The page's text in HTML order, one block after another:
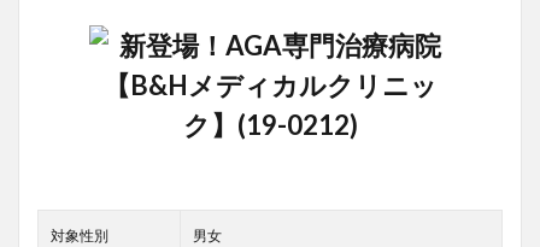
対象性別 男女